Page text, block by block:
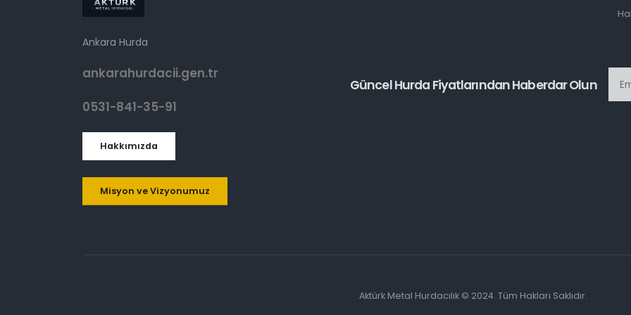
Ankara Hurda
ankarahurdacii.gen.tr
0531-841-35-91
Hakkımızda
Misyon ve Vizyonumuz
Güncel Hurda Fiyatlarından Haberdar Olun
Aktürk Metal Hurdacılık © 2024. Tüm Hakları Saklıdır.